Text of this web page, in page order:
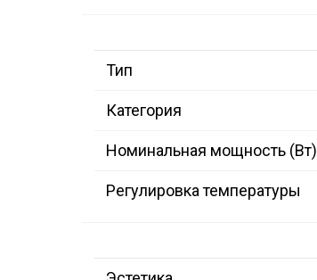
Тип
Категория
Номинальная мощность (Вт)
Регулировка температуры